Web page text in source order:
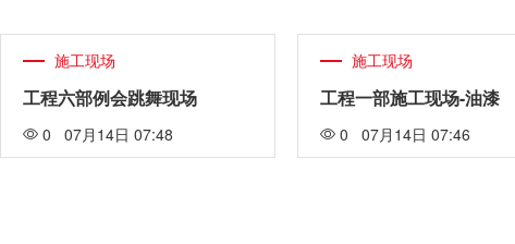
施工现场
工程六部例会跳舞现场
0 07月14日 07:48
施工现场
工程一部施工现场-油漆
0 07月14日 07:46